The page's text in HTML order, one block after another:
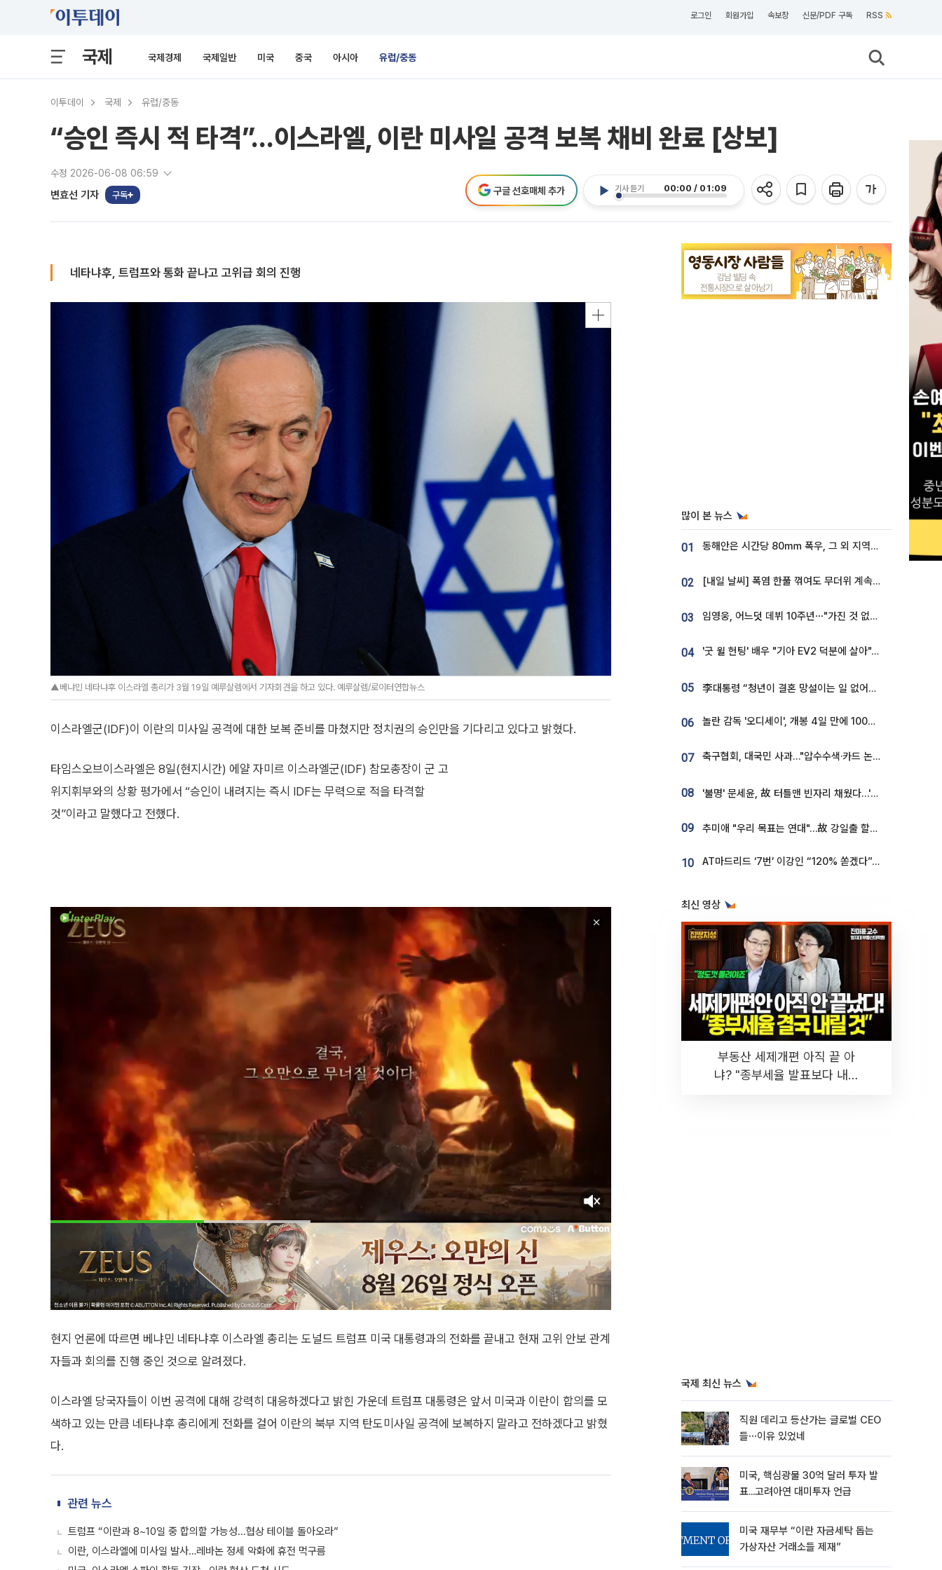
로그인 회원가입 속보창 신문/PDF 구독 RSS
국제 국제경제 국제일반 미국 중국 아시아 유럽/중동
이투데이 국제 유럽/중동
“승인 즉시 적 타격”…이스라엘, 이란 미사일 공격 보복 채비 완료 [상보]
수정 2026-06-08 06:59
변효선 기자 구독
기사 듣기 00:00 / 01:09
구글 선호매체 추가
네타냐후, 트럼프와 통화 끝나고 고위급 회의 진행
▲베냐민 네타냐후 이스라엘 총리가 3월 19일 예루살렘에서 기자회견을 하고 있다. 예루살렘/로이터연합뉴스
이스라엘군(IDF)이 이란의 미사일 공격에 대한 보복 준비를 마쳤지만 정치권의 승인만을 기다리고 있다고 밝혔다.
타임스오브이스라엘은 8일(현지시간) 에얄 자미르 이스라엘군(IDF) 참모총장이 군 고
위지휘부와의 상황 평가에서 “승인이 내려지는 즉시 IDF는 무력으로 적을 타격할
것”이라고 말했다고 전했다.
현지 언론에 따르면 베냐민 네타냐후 이스라엘 총리는 도널드 트럼프 미국 대통령과의 전화를 끝내고 현재 고위 안보 관계
자들과 회의를 진행 중인 것으로 알려졌다.
이스라엘 당국자들이 이번 공격에 대해 강력히 대응하겠다고 밝힌 가운데 트럼프 대통령은 앞서 미국과 이란이 합의를 모
색하고 있는 만큼 네타냐후 총리에게 전화를 걸어 이란의 북부 지역 탄도미사일 공격에 보복하지 말라고 전하겠다고 밝혔
다.
관련 뉴스
트럼프 “이란과 8~10일 중 합의할 가능성...협상 테이블 돌아오라”
이란, 이스라엘에 미사일 발사…레바논 정세 악화에 휴전 먹구름
많이 본 뉴스
01 동해안은 시간당 80㎜ 폭우, 그 외 지역은 폭염…‘극과 극 날씨’
02 [내일 날씨] 폭염 한풀 꺾여도 무더위 계속⋯동해안 이틀 연속 비
03 임영웅, 어느덧 데뷔 10주년⋯"가진 것 없던 시절, 내 앞엔 20명의 팬뿐"
04 '굿 윌 헌팅' 배우 "기아 EV2 덕분에 살아"…교통사고 후 안전성 극찬
05 李대통령 “청년이 결혼 망설이는 일 없어야...제도상 불이익 조사”
06 놀란 감독 '오디세이', 개봉 4일 만에 100만 돌파⋯'왕사남' 보다 빠르다
07 축구협회, 대국민 사과…"압수수색·카드 논란 사죄, 강도 높은 쇄신"
08 '불명' 문세윤, 故 터틀맨 빈자리 채웠다…'거북이' 눈물의 최종 우승
09 추미애 "우리 목표는 연대"…故 강일출 할머니 흉상 제막
10 AT마드리드 ‘7번’ 이강인 “120% 쏟겠다”⋯시메오네 감독 “필요한 선수”
최신 영상
부동산 세제개편 아직 끝 아
냐? "종부세율 발표보다 내릴
국제 최신 뉴스
직원 데리고 등산가는 글로벌 CEO
들⋯이유 있었네
미국, 핵심광물 30억 달러 투자 발
표...고려아연 대미투자 언급
미국 재무부 “이란 자금세탁 돕는
가상자산 거래소들 제재”